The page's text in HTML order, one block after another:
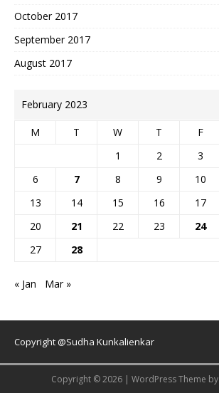
October 2017
September 2017
August 2017
February 2023
M T W T F
1
2 3
6
7 8 9 10
13
14 15 16 17
20
21 22 23 24
27
28
« Jan Mar »
Copyright @Sudha Kunkalienkar
Copyright © 2026 | WordPress Theme by